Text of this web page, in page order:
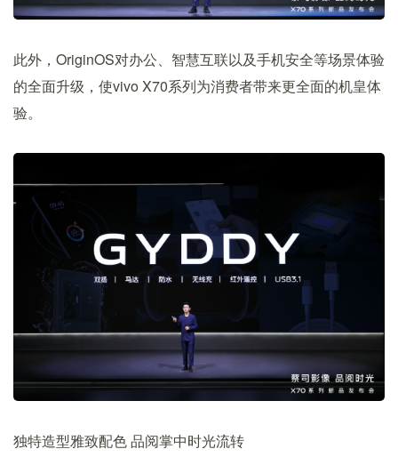
此外，OriginOS对办公、智慧互联以及手机安全等场景体验
的全面升级，使vivo X70系列为消费者带来更全面的机皇体
验。
独特造型雅致配色 品阅掌中时光流转